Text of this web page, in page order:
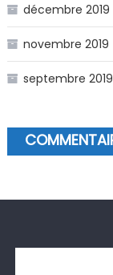
décembre 2019
novembre 2019
septembre 2019